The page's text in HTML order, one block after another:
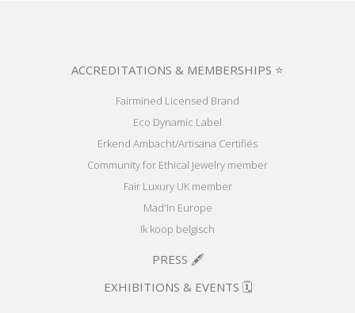
ACCREDITATIONS & MEMBERSHIPS ⭐
Fairmined Licensed Brand
Eco Dynamic Label
Erkend Ambacht/Artisana Certifiés
Community for Ethical Jewelry member
Fair Luxury UK member
Mad'In Europe
Ik koop belgisch
PRESS 🖋️
EXHIBITIONS & EVENTS 🗓️